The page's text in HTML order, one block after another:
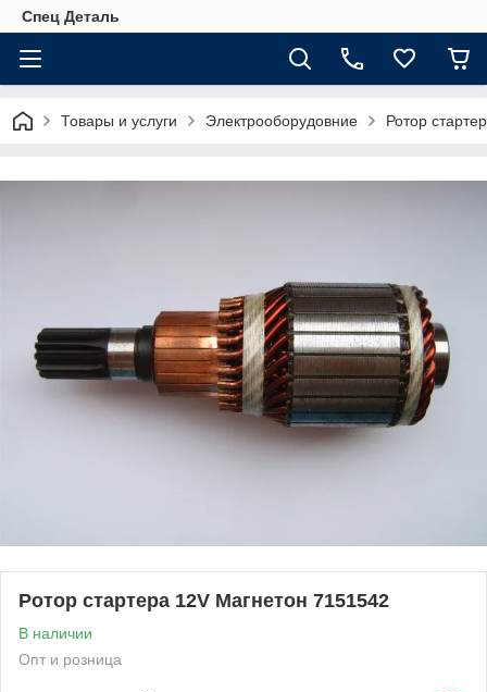
Спец Деталь
Товары и услуги Электрооборудовние Ротор
Ротор стартера 12V Магнетон 7151542
В наличии
Опт и розница